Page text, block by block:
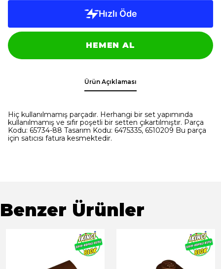
HEMEN AL
Ürün Açıklaması
Hiç kullanılmamış parçadır. Herhangi bir set yapımında
kullanılmamış ve sıfır poşetli bir setten çıkartılmıştır. Parça
Kodu: 65734-88 Tasarım Kodu: 6475335, 6510209 Bu parça
için satıcısı fatura kesmektedir.
Benzer Ürünler